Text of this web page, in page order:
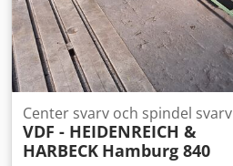
Center svarv och spindel svarv
VDF - HEIDENREICH &
HARBECK Hamburg 840